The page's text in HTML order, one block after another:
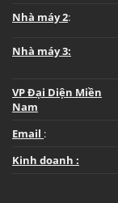
Nhà máy 2:
Nhà máy 3:
VP Đại Diện Miền
Nam
Email :
Kinh doanh :